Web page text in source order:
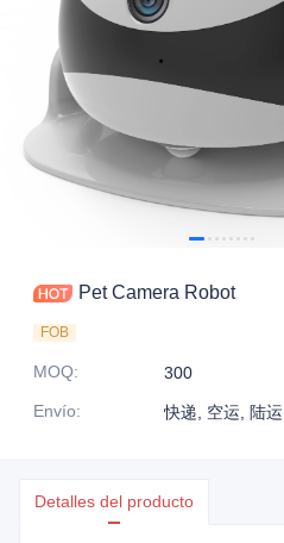
Pet Camera Robot
FOB
MOQ:
300
Envío: 快递, 空运, 陆
Detalles del producto